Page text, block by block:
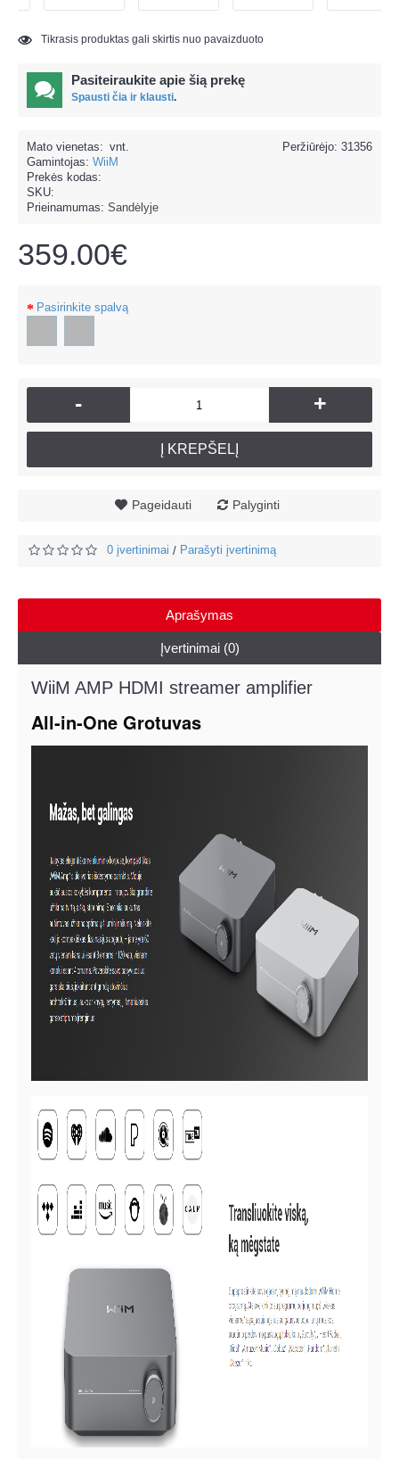
Tikrasis produktas gali skirtis nuo pavaizduoto
Pasiteiraukite apie šią prekę
Spausti čia ir klausti.
Peržiūrėjo: 31356
Mato vienetas: vnt.
Gamintojas: WiiM
Prekės kodas:
SKU:
Prieinamumas: Sandėlyje
359.00€
Pasirinkite spalvą
- +
Į KREPŠELĮ
Pageidauti Palyginti
0 įvertinimai / Parašyti įvertinimą
Aprašymas
Įvertinimai (0)
WiiM AMP HDMI streamer amplifier
All-in-One Grotuvas